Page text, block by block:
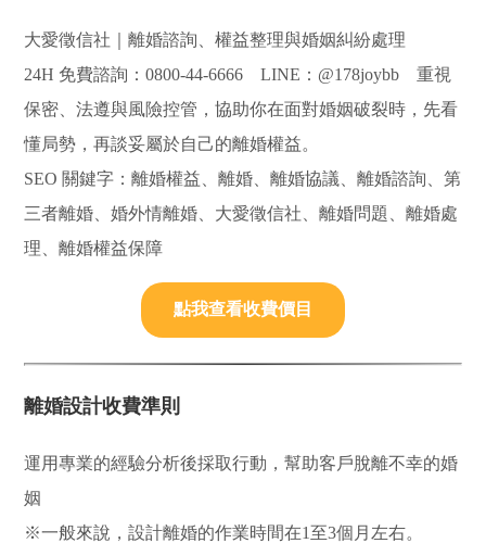
大愛徵信社｜離婚諮詢、權益整理與婚姻糾紛處理
24H 免費諮詢：0800-44-6666 LINE：@178joybb 重視
保密、法遵與風險控管，協助你在面對婚姻破裂時，先看
懂局勢，再談妥屬於自己的離婚權益。
SEO 關鍵字：離婚權益、離婚、離婚協議、離婚諮詢、第
三者離婚、婚外情離婚、大愛徵信社、離婚問題、離婚處
理、離婚權益保障
點我查看收費價目
離婚設計收費準則
運用專業的經驗分析後採取行動，幫助客戶脫離不幸的婚
姻
※一般來說，設計離婚的作業時間在1至3個月左右。